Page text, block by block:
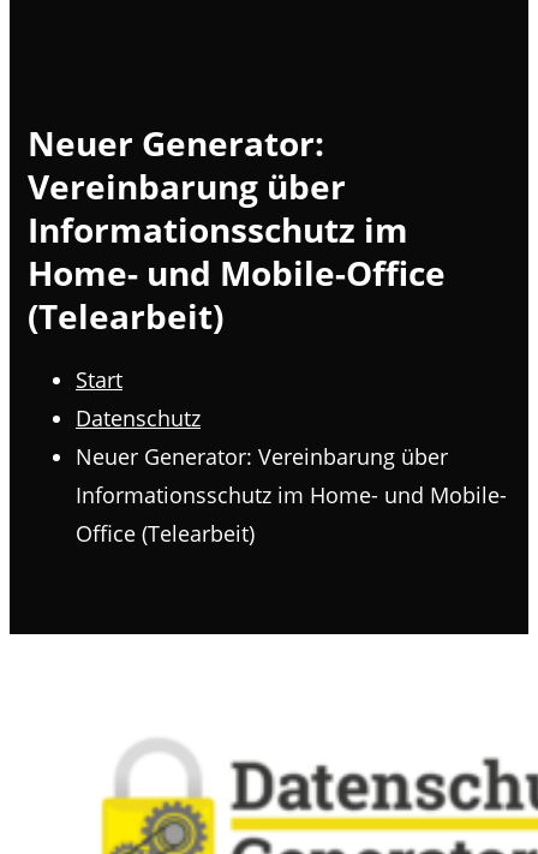
Neuer Generator:
Vereinbarung über
Informationsschutz im
Home- und Mobile-Office
(Telearbeit)
Start
Datenschutz
Neuer Generator: Vereinbarung über
Informationsschutz im Home- und Mobile-
Office (Telearbeit)